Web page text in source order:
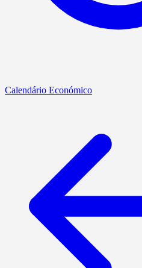
Calendário Económico